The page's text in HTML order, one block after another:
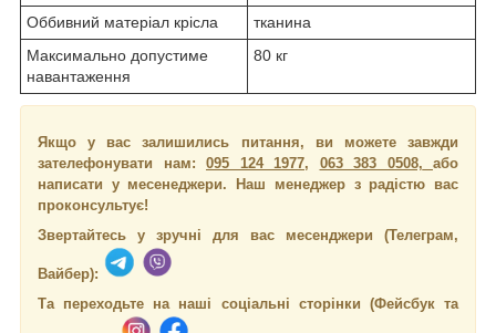
Оббивний матеріал крісла
тканина
Максимально допустиме
навантаження
80 кг
Якщо у вас залишились питання, ви можете завжди
зателефонувати нам: 095 124 1977, 063 383 0508,
або
написати у месенеджери.
Наш менеджер з радістю вас
проконсультує!
Звертайтесь у зручні для вас месенджери (Телеграм,
Вайбер):
Та переходьте на наші соціальні сторінки (Фейсбук та